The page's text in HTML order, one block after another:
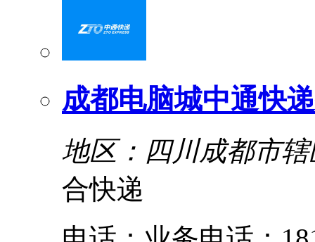
成都电脑城中通快
地区：四川成都市辖
合快递